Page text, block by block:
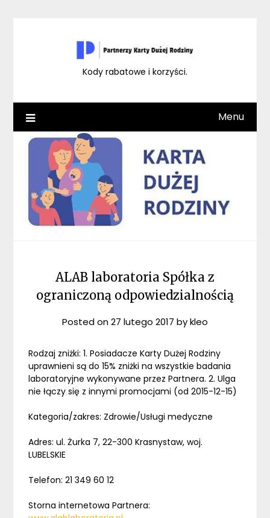
Kody rabatowe i korzyści.
Menu
ALAB laboratoria Spółka z
ograniczoną odpowiedzialnością
Posted on27 lutego 2017 bykleo
Rodzaj zniżki: 1. Posiadacze Karty Dużej Rodziny
uprawnieni są do 15% zniżki na wszystkie badania
laboratoryjne wykonywane przez Partnera. 2. Ulga
nie łączy się z innymi promocjami (od 2015-12-15)
Kategoria/zakres: Zdrowie/Usługi medyczne
Adres: ul. Żurka 7, 22-300 Krasnystaw, woj.
LUBELSKIE
Telefon: 21 349 60 12
Storna internetowa Partnera: